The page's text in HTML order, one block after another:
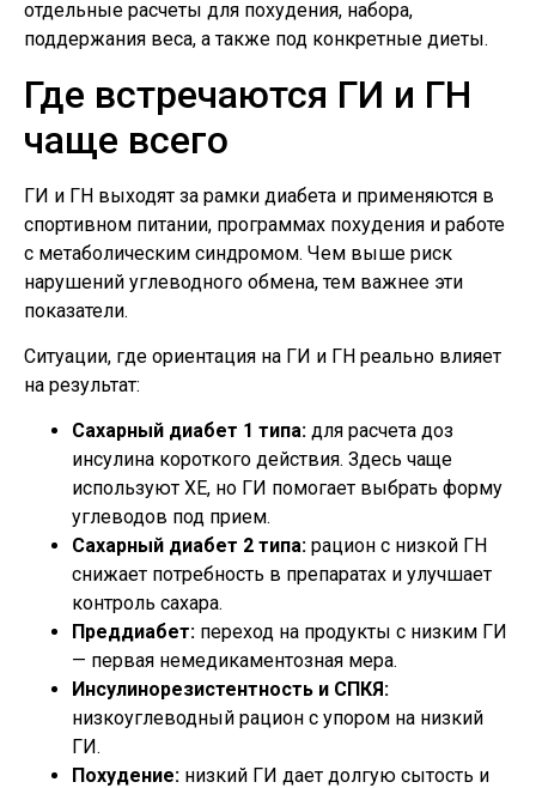
отдельные расчеты для похудения, набора,
поддержания веса, а также под конкретные диеты.
Где встречаются ГИ и ГН
чаще всего
ГИ и ГН выходят за рамки диабета и применяются в
спортивном питании, программах похудения и работе
с метаболическим синдромом. Чем выше риск
нарушений углеводного обмена, тем важнее эти
показатели.
Ситуации, где ориентация на ГИ и ГН реально влияет
на результат:
Сахарный диабет 1 типа: для расчета доз
инсулина короткого действия. Здесь чаще
используют ХЕ, но ГИ помогает выбрать форму
углеводов под прием.
Сахарный диабет 2 типа: рацион с низкой ГН
снижает потребность в препаратах и улучшает
контроль сахара.
Преддиабет: переход на продукты с низким ГИ
— первая немедикаментозная мера.
Инсулинорезистентность и СПКЯ:
низкоуглеводный рацион с упором на низкий
ГИ.
Похудение: низкий ГИ дает долгую сытость и